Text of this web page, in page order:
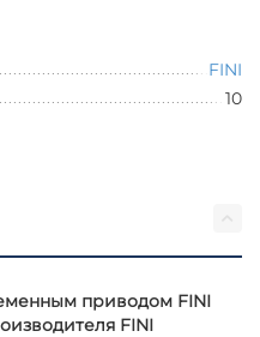
FINI
10
приводом FINI
FINI